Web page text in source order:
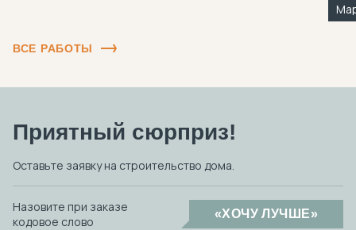
ВСЕ РАБОТЫ
Приятный сюрприз!
Оставьте заявку на строительство дома.
Назовите при заказе
кодовое слово
«ХОЧУ ЛУЧШЕ»